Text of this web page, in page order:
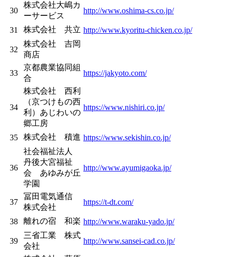
30
株式会社大嶋カ
ーサービス
http://www.oshima-cs.co.jp/
31 株式会社 共立 http://www.kyoritu-chicken.co.jp/
32
株式会社 吉岡
商店
33
京都農業協同組
合
https://jakyoto.com/
34
株式会社 西利
（京つけもの西
利）あじわいの
郷工房
https://www.nishiri.co.jp/
35 株式会社 積進 https://www.sekishin.co.jp/
36
社会福祉法人
丹後大宮福祉
会 あゆみが丘
学園
http://www.ayumigaoka.jp/
37
冨田電気通信
株式会社
https://t-dt.com/
38 離れの宿 和楽 http://www.waraku-yado.jp/
39
三省工業 株式
会社
http://www.sansei-cad.co.jp/